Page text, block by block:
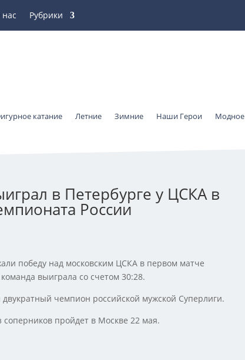
Рубрики
катание Летние Зимние Наши Герои Модное
в Петербурге у ЦСКА в
России
победу над московским ЦСКА в первом матче
выиграла со счетом 30:28.
чемпион российской мужской Суперлиги.
соперников пройдет в Москве 22 мая.